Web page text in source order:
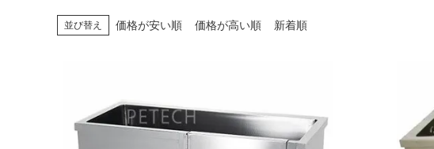
並び替え 価格が安い順 価格が高い順 新着順